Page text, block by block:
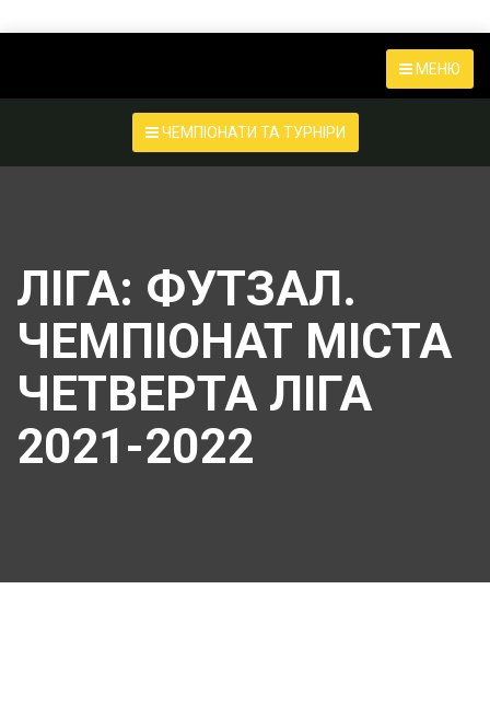
МЕНЮ
ЧЕМПІОНАТИ ТА ТУРНІРИ
ЛІГА: ФУТЗАЛ.
ЧЕМПІОНАТ МІСТА
ЧЕТВЕРТА ЛІГА
2021-2022